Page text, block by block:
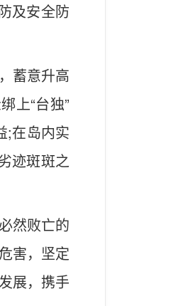
及安全防
蓄意升高
上“台独”
;在岛内实
迹斑斑之
然败亡的
害，坚定
展，携手